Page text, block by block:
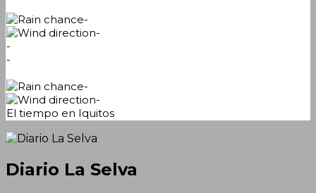
-
-
-
-
-
-
El tiempo en Iquitos
Diario La Selva